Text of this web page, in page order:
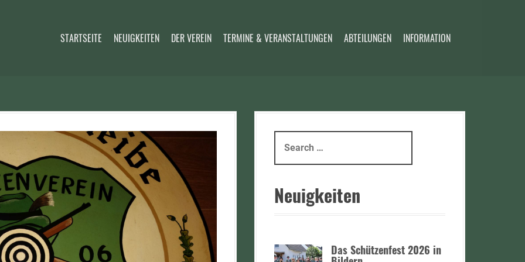
STARTSEITE NEUIGKEITEN DER VEREIN TERMINE & VERANSTALTUNGEN ABTEILUNGEN INFORMATION
a
c
r
Neuigkeiten
Das Schützenfest 2026 in